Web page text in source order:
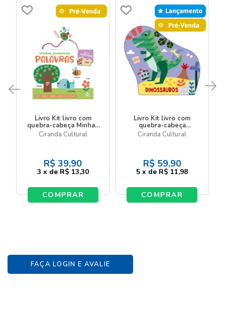
Livro Kit livro com
quebra-cabeça Minhas
primeiras palavras - Kit
com livro e quebra-
Ciranda Cultural
R$ 39,90
3 x de R$ 13,30
COMPRAR
Livro Kit livro com
quebra-cabeça
Dinossauros - Livro com
quebra-cabeça
Ciranda Cultural
R$ 59,90
5 x de R$ 11,98
COMPRAR
FAÇA LOGIN E AVALIE